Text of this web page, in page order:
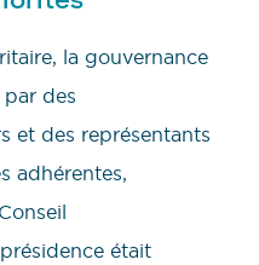
la gouvernance
par des
et des représentants
adhérentes,
était